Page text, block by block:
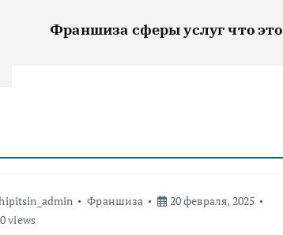
Франшиза сферы услуг что это
Франшиза
20 февраля, 2025
views